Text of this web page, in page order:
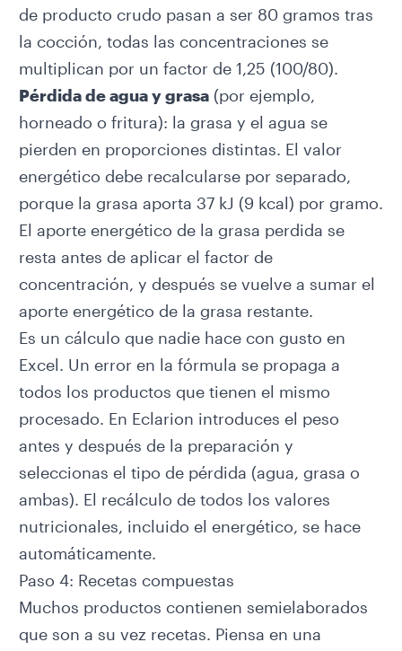
de producto crudo pasan a ser 80 gramos tras
la cocción, todas las concentraciones se
multiplican por un factor de 1,25 (100/80).
Pérdida de agua y grasa(por ejemplo,
horneado o fritura): la grasa y el agua se
pierden en proporciones distintas. El valor
energético debe recalcularse por separado,
porque la grasa aporta 37 kJ (9 kcal) por gramo.
El aporte energético de la grasa perdida se
resta antes de aplicar el factor de
concentración, y después se vuelve a sumar el
aporte energético de la grasa restante.
Es un cálculo que nadie hace con gusto en
Excel. Un error en la fórmula se propaga a
todos los productos que tienen el mismo
procesado. En Eclarion introduces el peso
antes y después de la preparación y
seleccionas el tipo de pérdida (agua, grasa o
ambas). El recálculo de todos los valores
nutricionales, incluido el energético, se hace
automáticamente.
Paso 4: Recetas compuestas
Muchos productos contienen semielaborados
que son a su vez recetas. Piensa en una